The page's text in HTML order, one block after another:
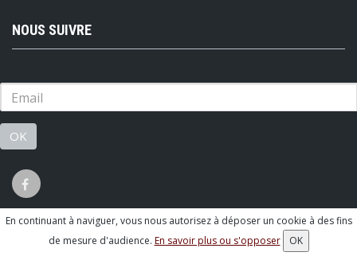
NOUS SUIVRE
OK
© 2026 - Logiciel
SaasFood - Logiciel de gestion de commande sur
internet et en magasin
En continuant à naviguer, vous nous autorisez à déposer un cookie à des fins
de mesure d'audience. En savoir plus ou s'opposer OK